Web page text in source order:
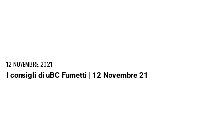
12 NOVEMBRE 2021
I consigli di uBC Fumetti | 12 Novembre 21